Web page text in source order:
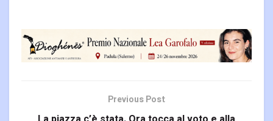
Previous Post